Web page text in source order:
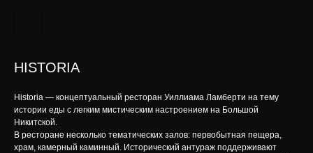
HISTORIA
Historia — концептуальный ресторан Уиллиама Ламберти на тему
истории еды с легким мистическим настроением на Большой
Никитской.
В ресторане несколько тематических залов: первобытная пещера,
храм, камерный каминный. Исторический антураж поддерживают